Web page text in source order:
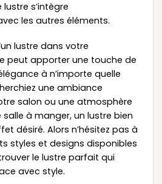
s’intègre
les autres éléments.
lustre dans votre
peut apporter une touche de
à n’importe quelle
une ambiance
salon ou une atmosphère
à manger, un lustre bien
désiré. Alors n’hésitez pas à
styles et designs disponibles
le lustre parfait qui
avec style.